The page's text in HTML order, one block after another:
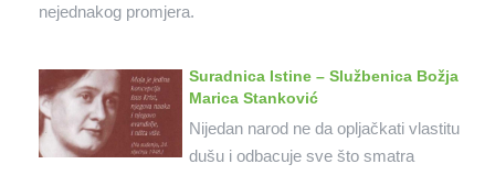
nejednakog promjera.
Suradnica Istine – Službenica Božja
Marica Stanković
Nijedan narod ne da opljačkati vlastitu
dušu i odbacuje sve što smatra